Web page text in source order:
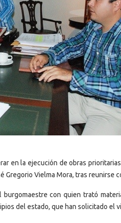
en la ejecución de obras
Gregorio Vielma Mora, tras reunirse
con quien trató
del estado, que han solicitado el